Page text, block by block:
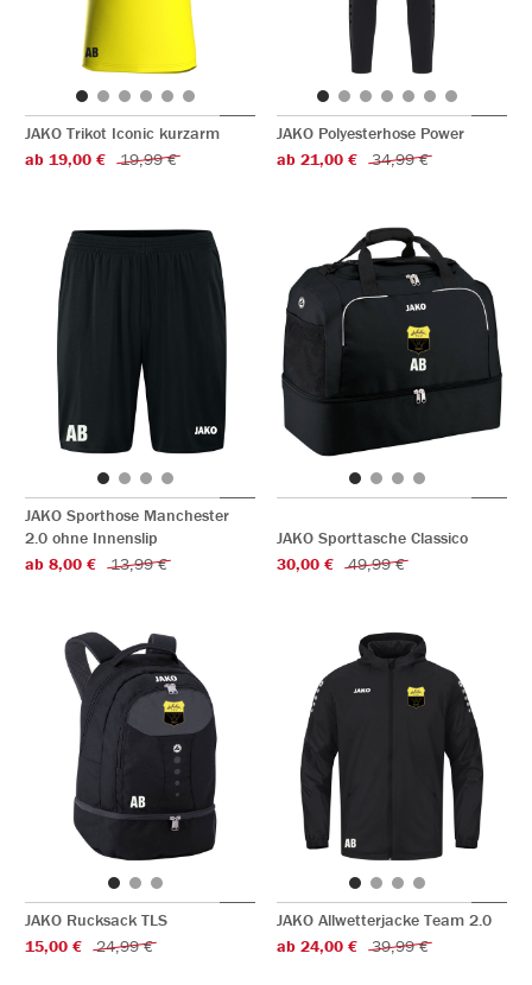
JAKO Trikot Iconic kurzarm
ab 19,00 €
19,99 €
JAKO Polyesterhose Power
ab 21,00 €
34,99 €
JAKO Sporthose Manchester
2.0 ohne Innenslip
ab 8,00 €
13,99 €
JAKO Sporttasche Classico
30,00 €
49,99 €
JAKO Rucksack TLS
15,00 €
24,99 €
JAKO Allwetterjacke Team 2.0
ab 24,00 €
39,99 €